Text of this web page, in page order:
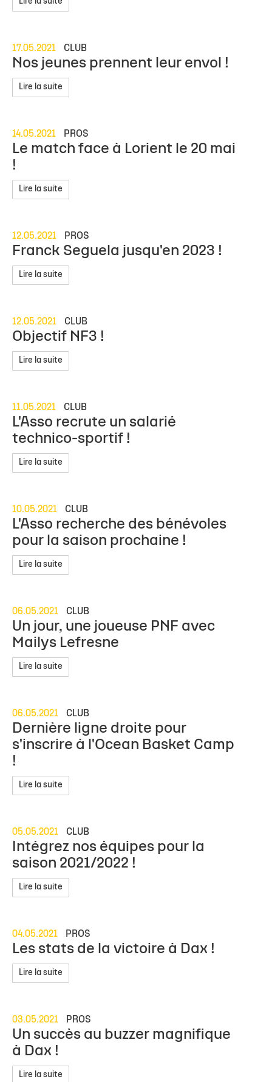
17.05.2021 CLUB
Nos jeunes prennent leur envol !
Lire la suite
14.05.2021 PROS
Le match face à Lorient le 20 mai
!
Lire la suite
12.05.2021 PROS
Franck Seguela jusqu'en 2023 !
Lire la suite
12.05.2021 CLUB
Objectif NF3 !
Lire la suite
11.05.2021 CLUB
L'Asso recrute un salarié
technico-sportif !
Lire la suite
10.05.2021 CLUB
L'Asso recherche des bénévoles
pour la saison prochaine !
Lire la suite
06.05.2021 CLUB
Un jour, une joueuse PNF avec
Mailys Lefresne
Lire la suite
06.05.2021 CLUB
Dernière ligne droite pour
s'inscrire à l'Ocean Basket Camp
!
Lire la suite
05.05.2021 CLUB
Intégrez nos équipes pour la
saison 2021/2022 !
Lire la suite
04.05.2021 PROS
Les stats de la victoire à Dax !
Lire la suite
03.05.2021 PROS
Un succès au buzzer magnifique
à Dax !
Lire la suite